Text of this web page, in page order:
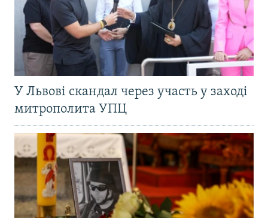
У Львові скандал через участь у заході
митрополита УПЦ